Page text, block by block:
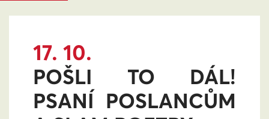
17. 10.
POŠLI TO DÁL!
PSANÍ POSLANCŮM